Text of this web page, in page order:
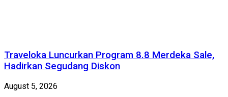
Traveloka Luncurkan Program 8.8 Merdeka Sale,
Hadirkan Segudang Diskon
August 5, 2026